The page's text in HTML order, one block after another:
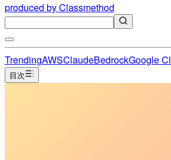
produced by Classmethod
TrendingAWSClaudeBedrockGoogle
目次